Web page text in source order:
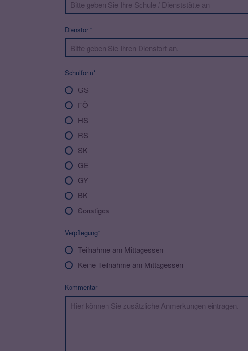
Dienstort*
Schulform*
GS
FÖ
HS
RS
SK
GE
GY
BK
Sonstiges
Verpflegung*
Teilnahme am Mittagessen
Keine Teilnahme am Mittagessen
Kommentar